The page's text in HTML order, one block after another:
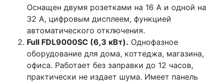
Оснащен двумя розетками на 16 А и одной на
32 А, цифровым дисплеем, функцией
автоматического отключения.
Full FDL9000SC (6,3 кВт). Однофазное
оборудование для дома, коттеджа, магазина,
офиса. Работает без заправки до 12 часов,
практически не издает шума. Имеет панель